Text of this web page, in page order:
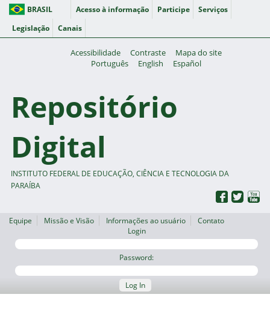
BRASIL Acesso à informação Participe
Serviços
Legislação
Canais
Acessibilidade Contraste
Mapa do site
Português
English Español
Repositório
Digital
INSTITUTO FEDERAL DE EDUCAÇÃO, CIÊNCIA E TECNOLOGIA DA
PARAÍBA
Equipe Missão e Visão Informações ao usuário
Contato
Login
Password:
Log In